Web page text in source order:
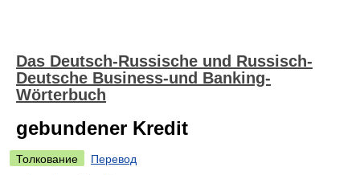
Das Deutsch-Russische und Russisch-
Deutsche Business-und Banking-
Wörterbuch
gebundener Kredit
Толкование
Перевод